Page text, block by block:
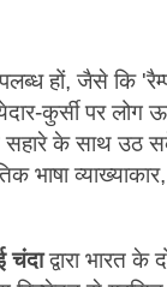
हों, जैसे कि
कुर्सी पर लोग
सहारे के साथ उठ
भाषा
चंदाद्वारा भारत के